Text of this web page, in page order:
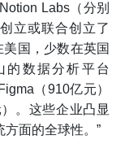
Labs（分别
立或联合创立了
国，少数在英国
的数据分析平台
（910亿元）
。这些企业凸显
面的全球性。”